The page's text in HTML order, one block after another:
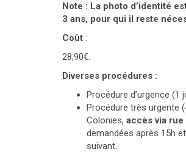
Note : La photo d’identité
3 ans, pour qui il reste
Coût :
28,90€.
Diverses procédures :
Procédure d’urgence (1
Procédure très urgente
Colonies, accès via
demandées après 15h
suivant.